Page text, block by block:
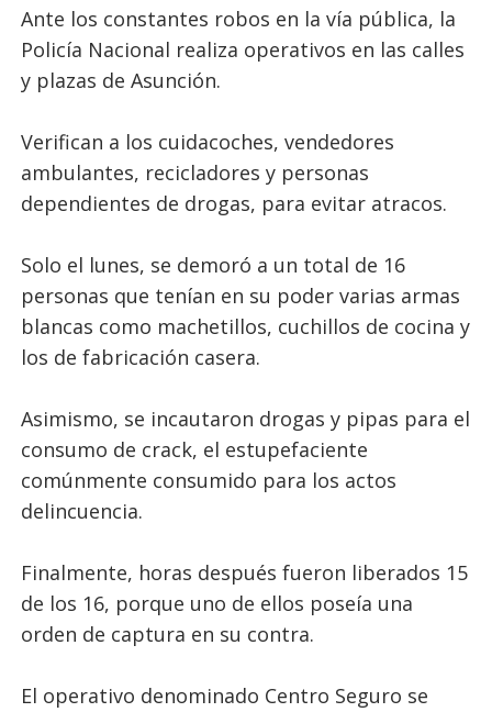
Ante los constantes robos en la vía pública, la
Policía Nacional realiza operativos en las calles
y plazas de Asunción.
Verifican a los cuidacoches, vendedores
ambulantes, recicladores y personas
dependientes de drogas, para evitar atracos.
Solo el lunes, se demoró a un total de 16
personas que tenían en su poder varias armas
blancas como machetillos, cuchillos de cocina y
los de fabricación casera.
Asimismo, se incautaron drogas y pipas para el
consumo de crack, el estupefaciente
comúnmente consumido para los actos
delincuencia.
Finalmente, horas después fueron liberados 15
de los 16, porque uno de ellos poseía una
orden de captura en su contra.
El operativo denominado Centro Seguro se